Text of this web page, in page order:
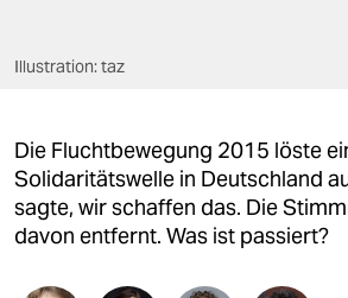
fragen & hilfe
abo
genossenschaft
Illustration: taz
Die Fluchtbewegung 2015 löste
Solidaritätswelle in Deutschland
sagte, wir schaffen das. Die
davon entfernt. Was ist passiert?